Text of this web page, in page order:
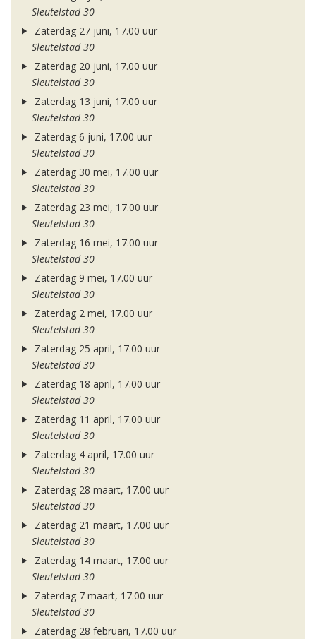
Sleutelstad 30
Zaterdag 27 juni, 17.00 uur
Sleutelstad 30
Zaterdag 20 juni, 17.00 uur
Sleutelstad 30
Zaterdag 13 juni, 17.00 uur
Sleutelstad 30
Zaterdag 6 juni, 17.00 uur
Sleutelstad 30
Zaterdag 30 mei, 17.00 uur
Sleutelstad 30
Zaterdag 23 mei, 17.00 uur
Sleutelstad 30
Zaterdag 16 mei, 17.00 uur
Sleutelstad 30
Zaterdag 9 mei, 17.00 uur
Sleutelstad 30
Zaterdag 2 mei, 17.00 uur
Sleutelstad 30
Zaterdag 25 april, 17.00 uur
Sleutelstad 30
Zaterdag 18 april, 17.00 uur
Sleutelstad 30
Zaterdag 11 april, 17.00 uur
Sleutelstad 30
Zaterdag 4 april, 17.00 uur
Sleutelstad 30
Zaterdag 28 maart, 17.00 uur
Sleutelstad 30
Zaterdag 21 maart, 17.00 uur
Sleutelstad 30
Zaterdag 14 maart, 17.00 uur
Sleutelstad 30
Zaterdag 7 maart, 17.00 uur
Sleutelstad 30
Zaterdag 28 februari, 17.00 uur